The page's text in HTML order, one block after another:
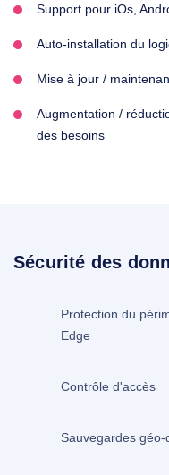
Support pour iOs,
Auto-installation du
Mise à jour /
Augmentation /
des besoins
Sécurité des
Protection du
Edge
Contrôle d'accès
Sauvegardes